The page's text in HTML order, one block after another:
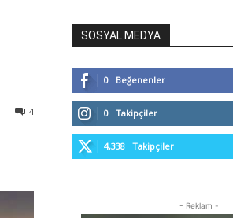
4
SOSYAL MEDYA
0 Beğenenler
0 Takipçiler
4,338 Takipçiler
- Reklam -